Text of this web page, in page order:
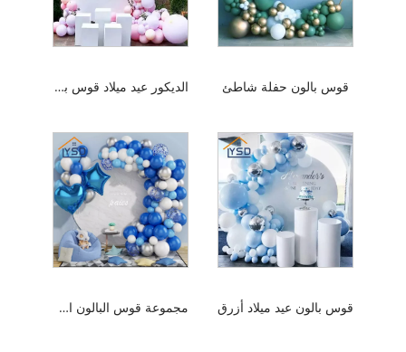
الديكور عيد ميلاد قوس بالون قوس بالون حفلة شاطئ
مجموعة قوس البالون الأزرق قوس بالون عيد ميلاد أزرق